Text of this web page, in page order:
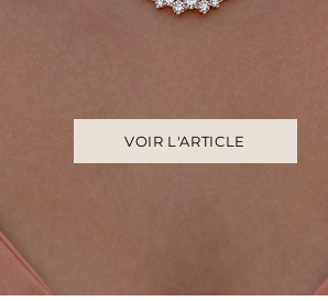
VOIR L'ARTICLE